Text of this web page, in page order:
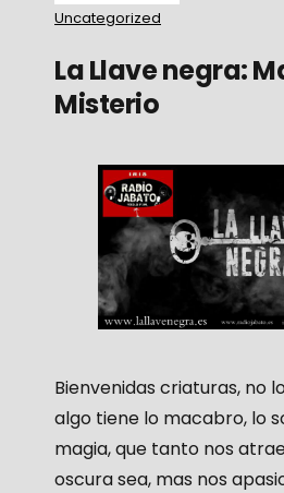
Uncategorized
La Llave negra:
Misterio
Bienvenidas criaturas, no
algo tiene lo macabro, lo
magia, que tanto nos
oscura sea, mas nos